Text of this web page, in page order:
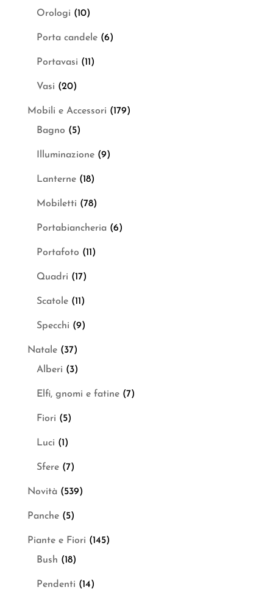
Orologi (10)
Porta candele (6)
Portavasi (11)
Vasi (20)
Mobili e Accessori (179)
Bagno (5)
Illuminazione (9)
Lanterne (18)
Mobiletti (78)
Portabiancheria (6)
Portafoto (11)
Quadri (17)
Scatole (11)
Specchi (9)
Natale (37)
Alberi (3)
Elfi, gnomi e fatine (7)
Fiori (5)
Luci (1)
Sfere (7)
Novità (539)
Panche (5)
Piante e Fiori (145)
Bush (18)
Pendenti (14)